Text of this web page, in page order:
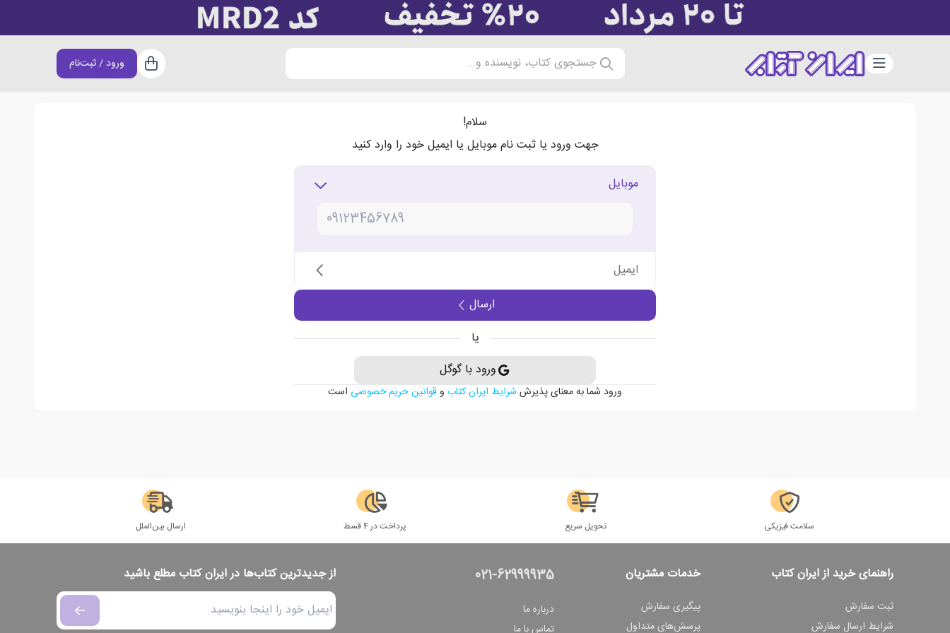
دسته‌بندی جستجوی کتاب، نویسنده و... سبد خرید
ورود / ثبت‌نام
سلام!
جهت ورود یا ثبت نام موبایل یا ایمیل خود را وارد کنید
موبایل
ایمیل
ارسال
یا
ورود با گوگل
ورود شما به معنای پذیرش شرایط ایران کتاب و قوانین حریم خصوصی است
سلامت فیزیکی تحویل سریع پرداخت در 4 قسط ارسال بین‌الملل
راهنمای خرید از ایران کتاب
ثبت سفارش
شرایط ارسال سفارش
خدمات مشتریان
پیگیری سفارش
پرسش‌های متداول
021-62999935
درباره ما
تماس با ما
از جدیدترین کتاب‌ها در ایران کتاب مطلع باشید